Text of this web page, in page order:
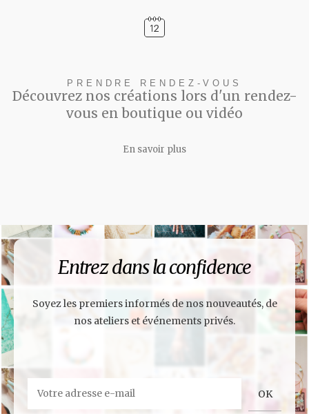
PRENDRE RENDEZ-VOUS
Découvrez nos créations lors d'un rendez-
vous en boutique ou vidéo
En savoir plus
Entrez dans la confidence
Soyez les premiers informés de nos nouveautés, de
nos ateliers et événements privés.